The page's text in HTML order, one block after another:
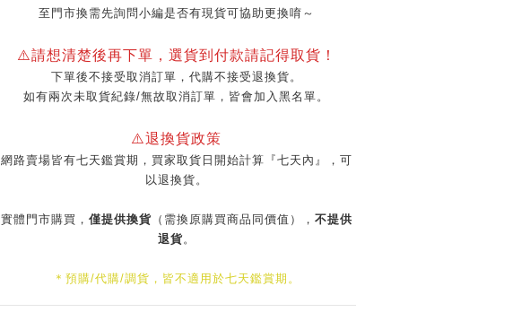
至門市換需先詢問小編是否有現貨可協助更換唷～
⚠️請想清楚後再下單，選貨到付款請記得取貨！
下單後不接受取消訂單，代購不接受退換貨。
如有兩次未取貨紀錄/無故取消訂單，皆會加入黑名單。
⚠️退換貨政策
網路賣場皆有七天鑑賞期，買家取貨日開始計算『七天內』，可
以退換貨。
實體門市購買， 僅提供換貨（需換原購買商品同價值）， 不提供
退貨。
＊預購/代購/調貨，皆不適用於七天鑑賞期。